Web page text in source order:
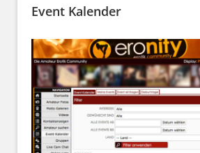
Event Kalender